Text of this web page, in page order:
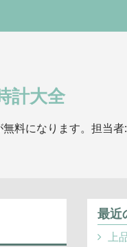
計大全
料になります。担当者
最近
上